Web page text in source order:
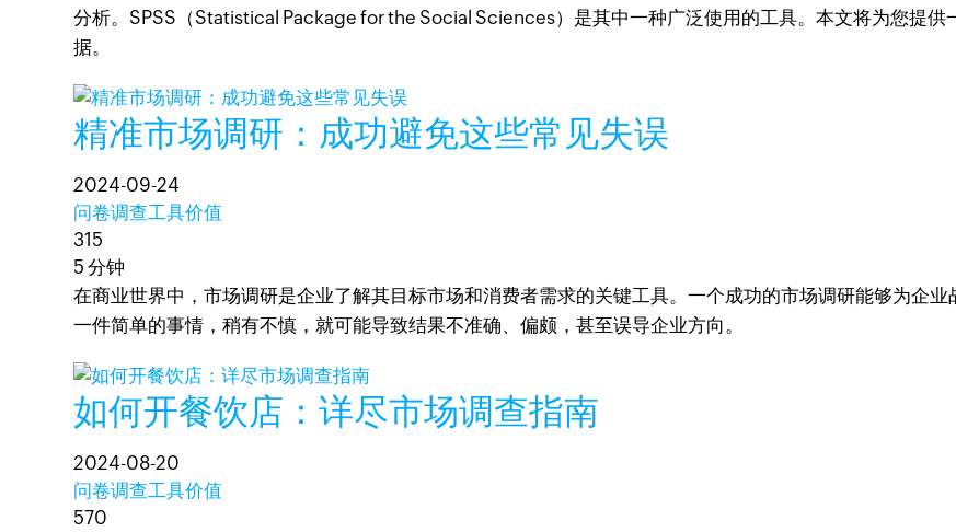
分析。SPSS（Statistical Package for the Social Sciences）是其中一种广泛使用的工具。本文将为您提供
据。
精准市场调研：成功避免这些常见失误
2024-09-24
问卷调查工具价值
315
5 分钟
在商业世界中，市场调研是企业了解其目标市场和消费者需求的关键工具。一个成功的市场调研能够为企
一件简单的事情，稍有不慎，就可能导致结果不准确、偏颇，甚至误导企业方向。
如何开餐饮店：详尽市场调查指南
2024-08-20
问卷调查工具价值
570